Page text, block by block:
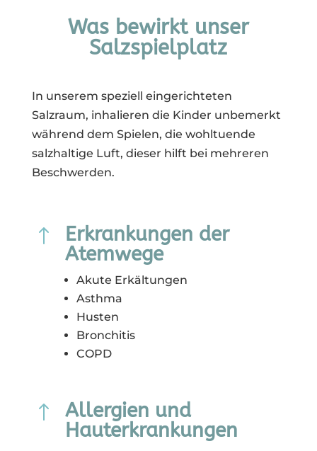
Was bewirkt unser
Salzspielplatz
In unserem speziell eingerichteten
Salzraum, inhalieren die Kinder unbemerkt
während dem Spielen, die wohltuende
salzhaltige Luft, dieser hilft bei mehreren
Beschwerden.
!
Erkrankungen der
Atemwege
Akute Erkältungen
Asthma
Husten
Bronchitis
COPD
!
Allergien und
Hauterkrankungen